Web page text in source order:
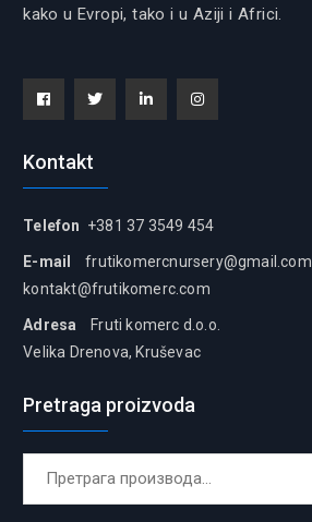
kako u Evropi, tako i u Aziji i Africi.
Kontakt
Telefon +381 37 3549 454
E-mail
frutikomercnursery@gmail.com
kontakt@frutikomerc.com
Adresa Fruti komerc d.o.o.
Velika Drenova, Kruševac
Pretraga proizvoda
Претрага